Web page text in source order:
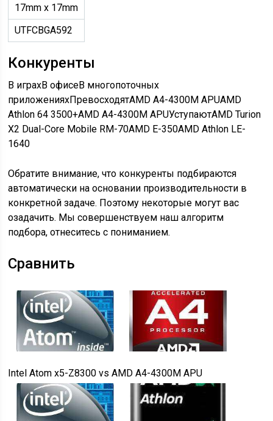
17mm x 17mm
UTFCBGA592
Конкуренты
В играхВ офисеВ многопоточных
приложенияхПревосходятAMD A4-4300M APUAMD
Athlon 64 3500+AMD A4-4300M APUУступаютAMD Turion
X2 Dual-Core Mobile RM-70AMD E-350AMD Athlon LE-
1640
Обратите внимание, что конкуренты подбираются
автоматически на основании производительности в
конкретной задаче. Поэтому некоторые могут вас
озадачить. Мы совершенствуем наш алгоритм
подбора, отнеситесь с пониманием.
Сравнить
Intel Atom x5-Z8300vs AMD A4-4300M APU